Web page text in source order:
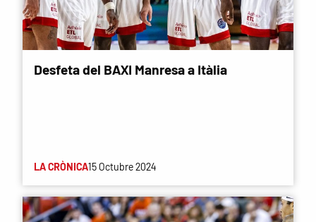
Desfeta del BAXI Manresa a Itàlia
LA CRÒNICA15 Octubre 2024